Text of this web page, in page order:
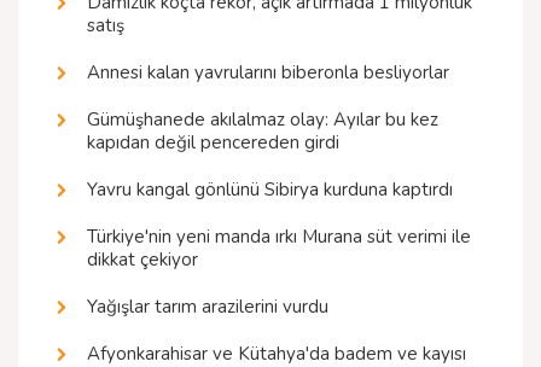
satış
Annesi kalan yavrularını biberonla besliyorlar
Gümüşhanede akılalmaz olay: Ayılar bu kez
kapıdan değil pencereden girdi
Yavru kangal gönlünü Sibirya kurduna kaptırdı
Türkiye'nin yeni manda ırkı Murana süt verimi ile
dikkat çekiyor
Yağışlar tarım arazilerini vurdu
Afyonkarahisar ve Kütahya'da badem ve kayısı